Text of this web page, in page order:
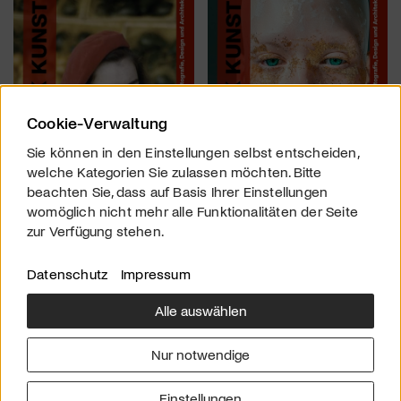
Über uns
Downloads
Werben
Impressum
Cookie-Verwaltung
Sie können in den Einstellungen selbst entscheiden,
welche Kategorien Sie zulassen möchten. Bitte
beachten Sie, dass auf Basis Ihrer Einstellungen
womöglich nicht mehr alle Funktionalitäten der Seite
zur Verfügung stehen.
Datenschutz Impressum
Alle auswählen
Nur notwendige